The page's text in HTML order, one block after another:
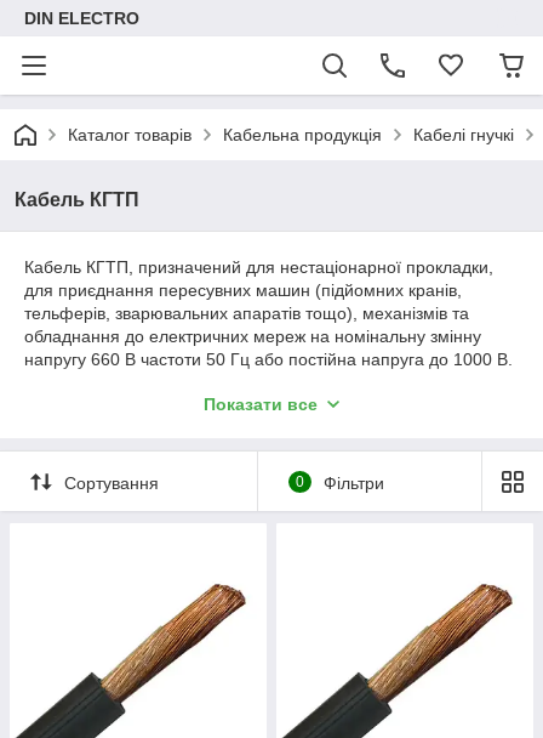
DIN ELECTRO
Каталог товарів Кабельна продукція Кабелі гнучкі
Кабель КГТП
Кабель КГТП, призначений для нестаціонарної прокладки,
для приєднання пересувних машин (підйомних кранів,
тельферів, зварювальних апаратів тощо), механізмів та
обладнання до електричних мереж на номінальну змінну
напругу 660 В частоти 50 Гц або постійна напруга до 1000 В.
установок при дуговому зварюванні.
Показати все
Сортування 0 Фільтри